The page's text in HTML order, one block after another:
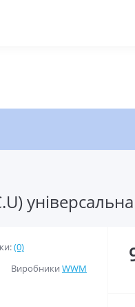
універсальна
(0)
Виробники WWM